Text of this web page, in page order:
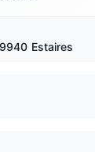
Estaires